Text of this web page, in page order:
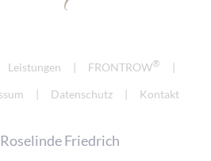
Leistungen FRONTROW®
Datenschutz Kontakt
Friedrich